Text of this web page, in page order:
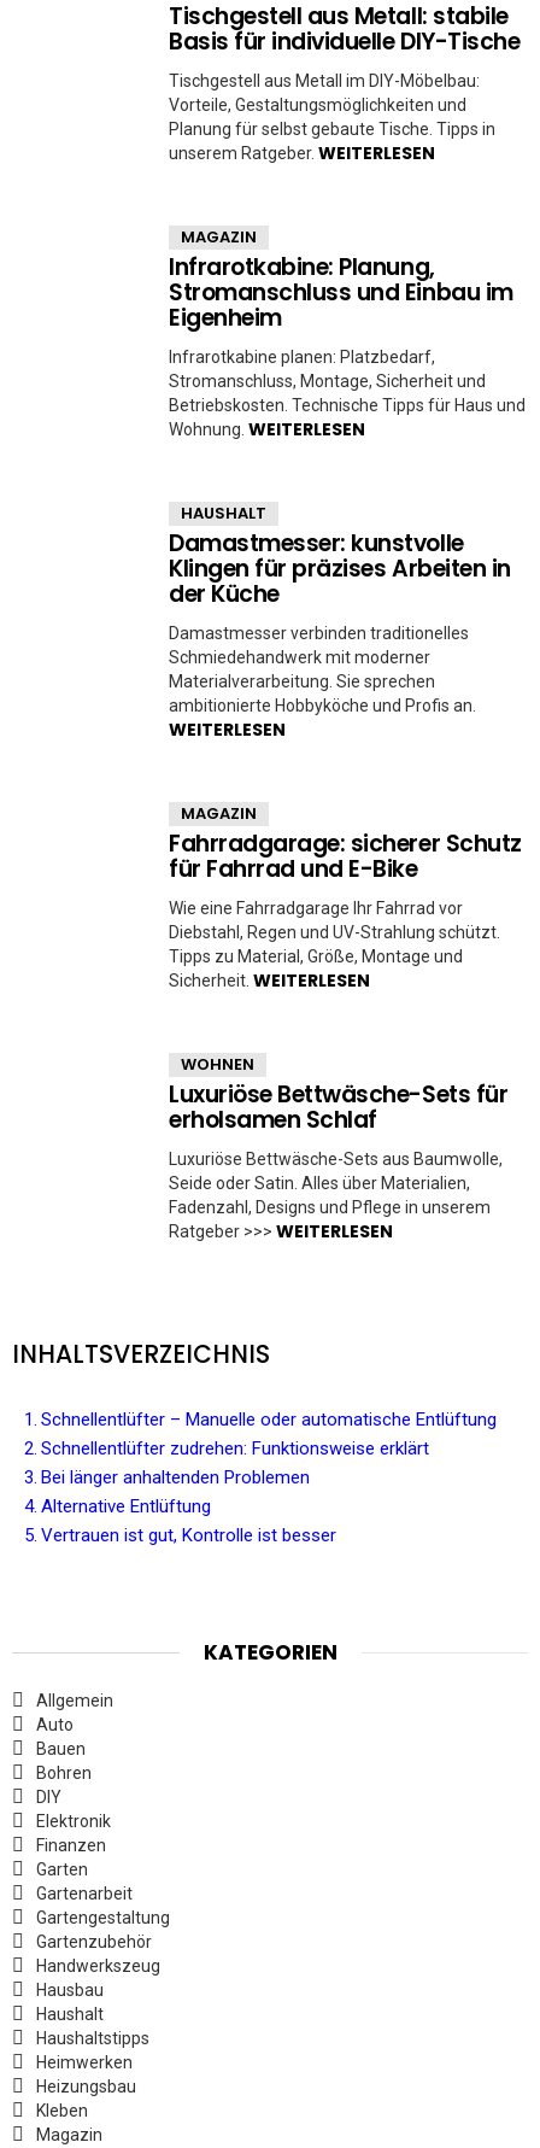
Tischgestell aus Metall: stabile
Basis für individuelle DIY-Tische
Tischgestell aus Metall im DIY-Möbelbau:
Vorteile, Gestaltungsmöglichkeiten und
Planung für selbst gebaute Tische. Tipps in
unserem Ratgeber. WEITERLESEN
MAGAZIN
Infrarotkabine: Planung,
Stromanschluss und Einbau im
Eigenheim
Infrarotkabine planen: Platzbedarf,
Stromanschluss, Montage, Sicherheit und
Betriebskosten. Technische Tipps für Haus und
Wohnung. WEITERLESEN
HAUSHALT
Damastmesser: kunstvolle
Klingen für präzises Arbeiten in
der Küche
Damastmesser verbinden traditionelles
Schmiedehandwerk mit moderner
Materialverarbeitung. Sie sprechen
ambitionierte Hobbyköche und Profis an.
WEITERLESEN
MAGAZIN
Fahrradgarage: sicherer Schutz
für Fahrrad und E-Bike
Wie eine Fahrradgarage Ihr Fahrrad vor
Diebstahl, Regen und UV-Strahlung schützt.
Tipps zu Material, Größe, Montage und
Sicherheit. WEITERLESEN
WOHNEN
Luxuriöse Bettwäsche-Sets für
erholsamen Schlaf
Luxuriöse Bettwäsche-Sets aus Baumwolle,
Seide oder Satin. Alles über Materialien,
Fadenzahl, Designs und Pflege in unserem
Ratgeber >>> WEITERLESEN
INHALTSVERZEICHNIS
Schnellentlüfter – Manuelle oder automatische Entlüftung
Schnellentlüfter zudrehen: Funktionsweise erklärt
Bei länger anhaltenden Problemen
Alternative Entlüftung
Vertrauen ist gut, Kontrolle ist besser
KATEGORIEN
Allgemein
Auto
Bauen
Bohren
DIY
Elektronik
Finanzen
Garten
Gartenarbeit
Gartengestaltung
Gartenzubehör
Handwerkszeug
Hausbau
Haushalt
Haushaltstipps
Heimwerken
Heizungsbau
Kleben
Magazin